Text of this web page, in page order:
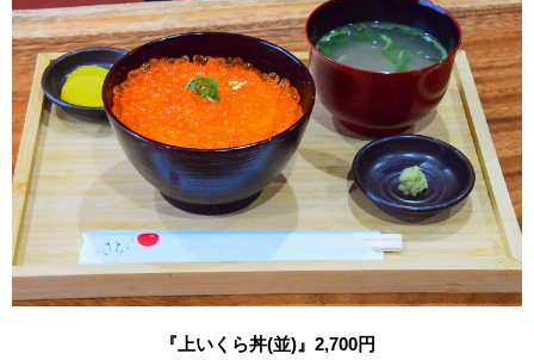
『上いくら丼(並)』 2,700円